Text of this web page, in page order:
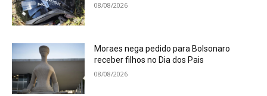
08/08/2026
Moraes nega pedido para Bolsonaro
receber filhos no Dia dos Pais
08/08/2026